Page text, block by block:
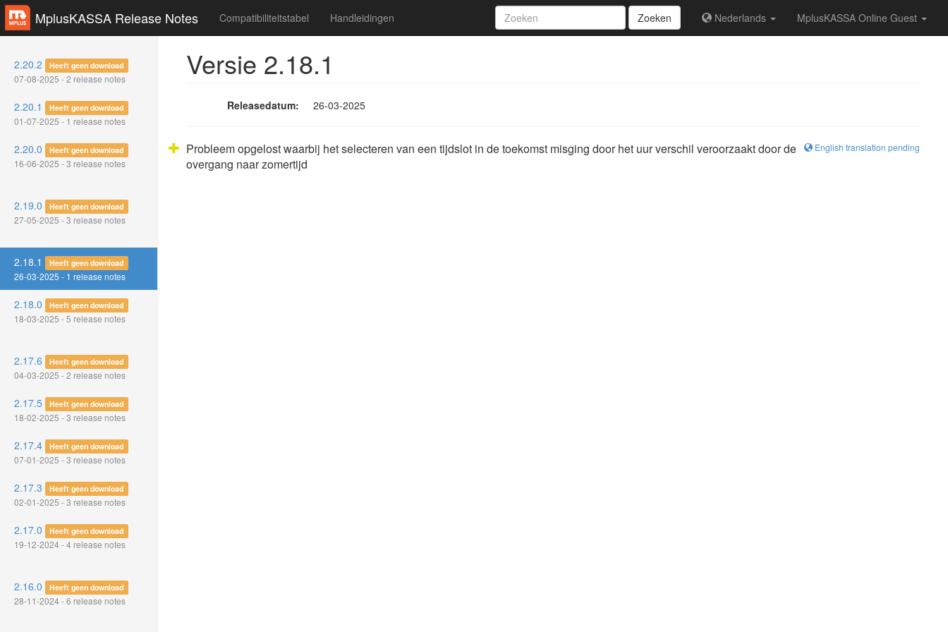
MplusKASSA Release Notes Zoeken Nederlands MplusKASSA Online Guest
Compatibiliteitstabel Handleidingen
2.20.2 Heeft geen download
07-08-2025 - 2 release notes
2.20.1 Heeft geen download
01-07-2025 - 1 release notes
2.20.0 Heeft geen download
16-06-2025 - 3 release notes
2.19.0 Heeft geen download
27-05-2025 - 3 release notes
2.18.1 Heeft geen download
26-03-2025 - 1 release notes
2.18.0 Heeft geen download
18-03-2025 - 5 release notes
2.17.6 Heeft geen download
04-03-2025 - 2 release notes
2.17.5 Heeft geen download
18-02-2025 - 3 release notes
2.17.4 Heeft geen download
07-01-2025 - 3 release notes
2.17.3 Heeft geen download
02-01-2025 - 3 release notes
2.17.0 Heeft geen download
19-12-2024 - 4 release notes
2.16.0 Heeft geen download
28-11-2024 - 6 release notes
Versie 2.18.1
Releasedatum: 26-03-2025
English translation pending
Probleem opgelost waarbij het selecteren van een tijdslot in de toekomst misging door het uur verschil veroorzaakt door de
overgang naar zomertijd